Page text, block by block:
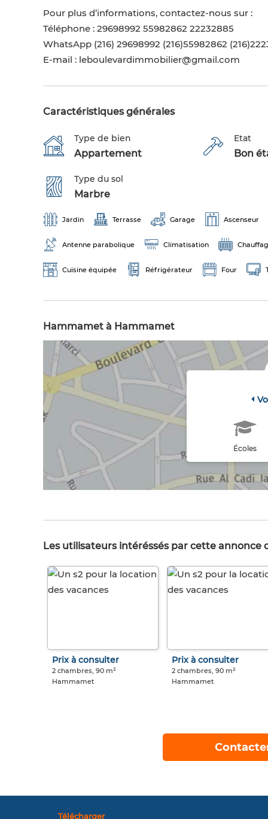
Pour plus d’informations, contactez-nous sur :
Téléphone : 29698992­ 55982862 22232885
WhatsApp (216) 29698992 (216)55982862
E-mail : leboulevardimmobilier@gmail.com
Caractéristiques générales
Type de bien
Appartement
Etat
Bon
Type du sol
Marbre
Jardin Terrasse Garage Ascenseur
Antenne parabolique Climatisation
Cuisine équipée Réfrigérateur Four
Hammamet à Hammamet
Écoles
Les utilisateurs intéréssés par cette
Prix à consulter
2 chambres, 90 m²
Hammamet
Prix à consulter
2 chambres, 90 m²
Hammamet
Télécharger